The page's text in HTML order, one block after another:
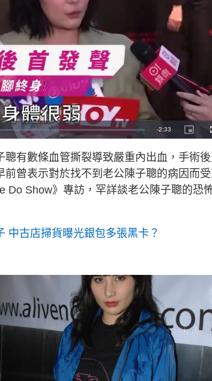
R
a
g
i
m
e
-2:33
P
i
u
r
e
n
-
有數條血管撕裂導致嚴重內出血，手術後
曾表示對於找不到老公陳子聰的病因而受
Do Show》專訪，罕詳談老公陳子聰的恐
中古店掃貨曝光銀包多張黑卡？